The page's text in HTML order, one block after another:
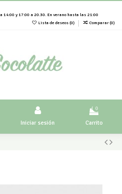
14:00 y 17:00 a 20.30. En verano hasta las 21:00
Lista de deseos (0) Comparar (0)
Iniciar sesión
0
Carrito